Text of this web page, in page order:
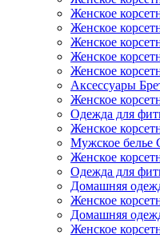
Женское
Женское
Женское
Женское
Женское
Аксессуары
Женское
Одежда для
Женское
Мужское белье
Женское
Одежда для
Домашняя
Женское
Домашняя
Женское